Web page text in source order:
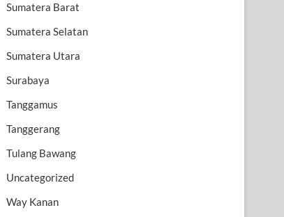
Sumatera Barat
Sumatera Selatan
Sumatera Utara
Surabaya
Tanggamus
Tanggerang
Tulang Bawang
Uncategorized
Way Kanan